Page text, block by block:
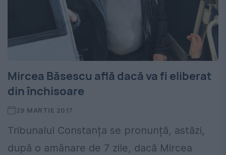
Mircea Băsescu află dacă va fi eliberat
din închisoare
29 MARTIE 2017
Tribunalul Constanța se pronunță, astăzi,
după o amânare de 7 zile, dacă Mircea